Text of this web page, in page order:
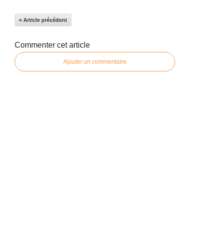
« Article précédent
Commenter cet article
Ajouter un commentaire